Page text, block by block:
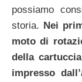
possiamo
storia. Nei
moto di
della
impresso